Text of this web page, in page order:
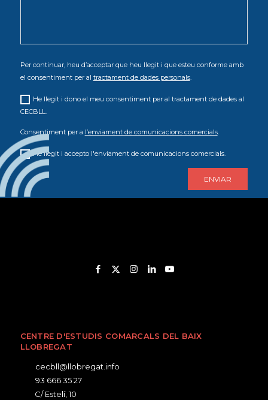
Per continuar, heu d’acceptar que heu llegit i que esteu conforme amb
el consentiment per al tractament de dades personals.
He llegit i dono el meu consentiment per al tractament de dades al
CECBLL.
Consentiment per a l’enviament de comunicacions comercials.
He llegit i accepto l'enviament de comunicacions comercials.
CENTRE D'ESTUDIS COMARCALS DEL BAIX
LLOBREGAT
cecbll@llobregat.info
93 666 35 27
C/ Estelí, 10